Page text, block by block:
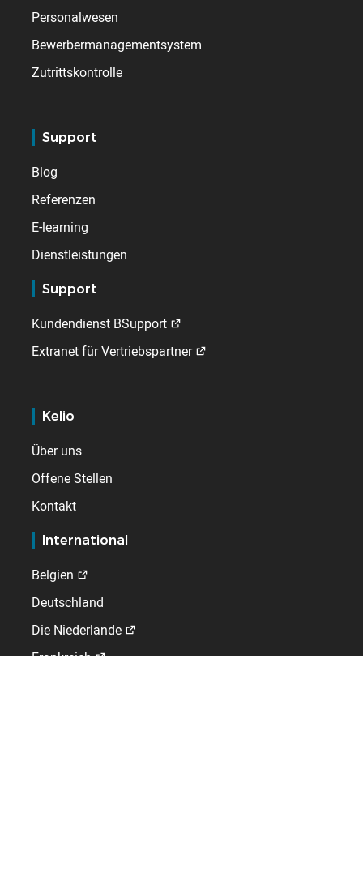
Personalwesen
Bewerbermanagementsystem
Zutrittskontrolle
Support
Blog
Referenzen
E-learning
Dienstleistungen
Support
Kundendienst BSupport
Extranet für Vertriebspartner
Kelio
Über uns
Offene Stellen
Kontakt
International
Belgien
Deutschland
Die Niederlande
Frankreich